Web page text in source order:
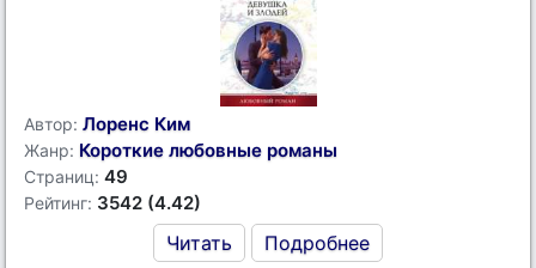
Автор: Лоренс Ким
Жанр: Короткие любовные романы
Страниц: 49
Рейтинг: 3542 (4.42)
Читать Подробнее